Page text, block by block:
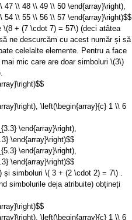
\\ 48 \\ 49 \\ 50 \end{array}\right),
\\ 55 \\ 56 \\ 57 \end{array}\right)$$
\(8 + (7 \cdot 7) = 57\) (deci atâtea
ne descurcăm cu acest număr și să
celelalte elemente. Pentru a face
mic care are doar simboluri \(3\)
\left(\begin{array}{c} 1 \\ 6
\end{array}\right),
\end{array}\right)$$
\end{array}\right),
\end{array}\right)$$
și simboluri \( 3 + (2 \cdot 2) = 7\)
simbolurile deja atribuite) obțineți
\left(\begin{array}{c} 1 \\ 6